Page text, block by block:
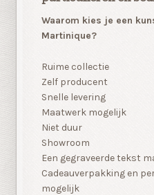
Waarom kies je een
Martinique?
Ruime collectie
Zelf producent
Snelle levering
Maatwerk mogelijk
Niet duur
Showroom
Een gegraveerde tekst
Cadeauverpakking en
mogelijk